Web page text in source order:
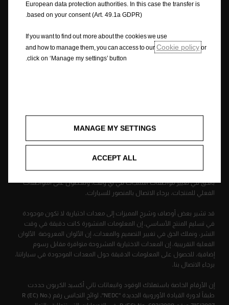
المستقبل للجميع © أوبل ٢٠٢٠
ستقوم أوبل بالمجهودات المطلوبة للتأكد من أن محتوى الموقع دقيق
الاعتماد على محتوى الموقع. قد تكون بعض المعلومات على الموقع غير
صحيحة بسبب تغير المنتجات والتي يمكن أن تحدث منذ إطلاقها. وتحتفظ أوبل
بالحق في تغيير مواصفات المنتجات في أي وقت، وللحصول على المواصفات
الفعلي للمنتجات، برجاء الاتصال بالمنصور للسيارات.
قد تشير بعض أوصاف وشرح المميزات إلى معدات اختيارية لا تكون موجودة
في تسليم المنتج الأساسي. إن المعلومات المنشورة كانت دقيقة في وقت
النشر، ونملك الحق في تغيير التصميم والمعدات، إن الألوان المعروضة الألوان
الفعلية التقريبية. إن المعدات الاختيارية المشروحة متوافرة مقابل رسوم
إضافية، للحصول على المعلومات الدقيقة حول المعدات الموجودة في سياراتنا،
برجاء الاتصال بنا.
إن الأرقام الخاصة باستهلاك الوقود وانبعاثات ثاني أكسيد الكربون حددت
طبقاً لدورة القيادة الأوروبية الجديدة "NEDC"، لوائح التجانس رقم (R (EC) No.
European data protection authorities. In this case the transfer is
based on your consent (Art. 49.1a GDPR).
If you want to find out more about the cookies we use
and how to manage them, you can access to our Cookie policy or
click on ‘Manage my settings’ button.
MANAGE MY SETTINGS
ACCEPT ALL